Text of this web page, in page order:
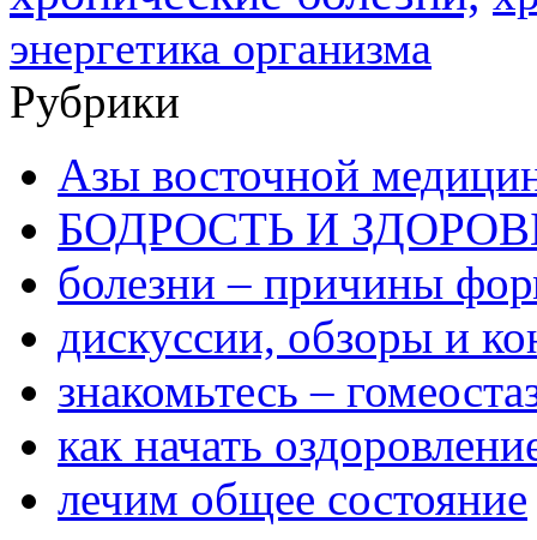
энергетика организма
Рубрики
Азы восточной
БОДРОСТЬ И
болезни – причины
дискуссии, обзоры и
знакомьтесь –
как начать
лечим общее состояние